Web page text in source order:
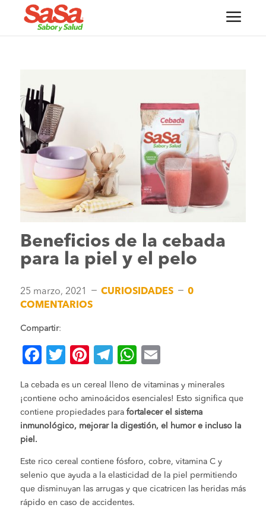
Beneficios de la cebada
para la piel y el pelo
25 marzo, 2021 K CURIOSIDADES K 0
COMENTARIOS
Compartir:
F
c
e
b
o
k
T
tt
er
Pi
er
es
t
T
e
gr
a
W
at
s
A
p
ai
l
La cebada es un cereal lleno de vitaminas y minerales
¡contiene ocho aminoácidos esenciales! Esto significa que
contiene propiedades para fortalecer el sistema
inmunológico, mejorar la digestión, el humor e incluso la
piel.
Este rico cereal contiene fósforo, cobre, vitamina C y
selenio que ayuda a la elasticidad de la piel permitiendo
que disminuyan las arrugas y que cicatricen las heridas más
rápido en caso de accidentes.